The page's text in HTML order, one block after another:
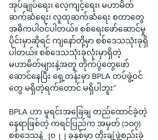
အုပ်ချုပ်ရေး၊ လေ့ကျင့်ရေး၊ မဟာမိတ်
ဆက်ဆံရေး၊ လူထုဆက်ဆံရေး စတာတွေ
အဓိကပါဝင်ပါတယ်။ စစ်ရေးဖော်ဆောင်မှု
ပိုင်းမှာဆိုရင် ကျနော်တို့မှာ စစ်ဒေသသုံးခုရှိ
ပါတယ်။ စစ်ဒေသသုံးခုလုံးမှာရှိတဲ့
မဟာမိတ်များနဲ့အတူ တိုက်ပွဲတွေဖော်
ဆောင်နေပြီး ရှေ့တန်းမှာ BPLA တပ်ဖွဲ့ဝင်
တွေ မရှိတဲ့ရက်တောင် မရှိပါဘူး”
BPLA ဟာ မူရင်းအခြေချ တည်ထောင်ခဲ့တဲ့
နေရာဖြစ်တဲ့ ကရင်ပြည်က အမှတ် (၁၀၇)
စစ်ဒေသနဲ့ ၂၀၂၂ ခုနှစ်မှာ တိုးချဲ့ဖွဲ့စည်းခဲ့